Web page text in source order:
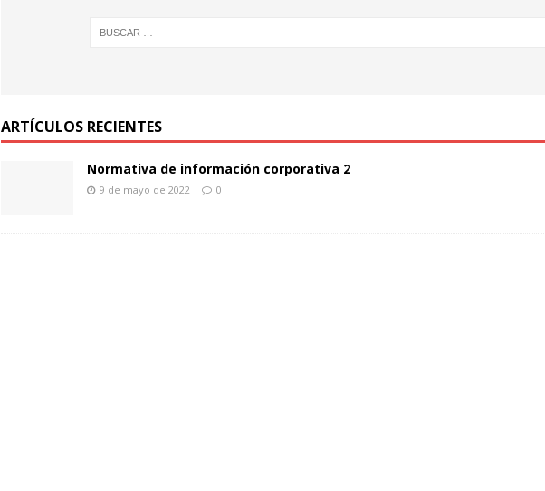
ARTÍCULOS RECIENTES
Normativa de información corporativa 2
9 de mayo de 2022 0